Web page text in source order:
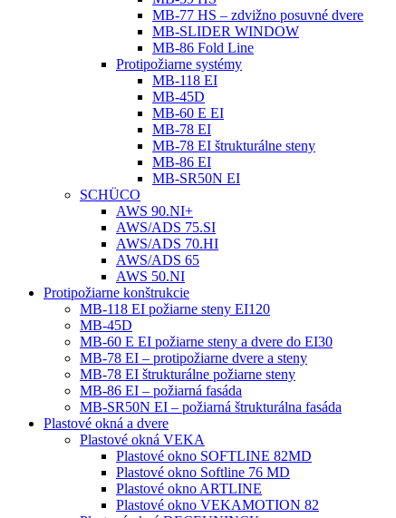
MB-77 HS – zdvižno posuvné dvere
MB-SLIDER WINDOW
MB-86 Fold Line
Protipožiarne systémy
MB-118 EI
MB-45D
MB-60 E EI
MB-78 EI
MB-78 EI štrukturálne steny
MB-86 EI
MB-SR50N EI
SCHÜCO
AWS 90.NI+
AWS/ADS 75.SI
AWS/ADS 70.HI
AWS/ADS 65
AWS 50.NI
Protipožiarne konštrukcie
MB-118 EI požiarne steny EI120
MB-45D
MB-60 E EI požiarne steny a dvere do EI30
MB-78 EI – protipožiarne dvere a steny
MB-78 EI štrukturálne požiarne steny
MB-86 EI – požiarná fasáda
MB-SR50N EI – požiarná štrukturálna fasáda
Plastové okná a dvere
Plastové okná VEKA
Plastové okno SOFTLINE 82MD
Plastové okno Softline 76 MD
Plastové okno ARTLINE
Plastové okno VEKAMOTION 82